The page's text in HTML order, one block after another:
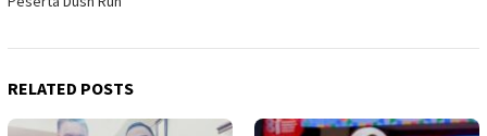
RELATED POSTS